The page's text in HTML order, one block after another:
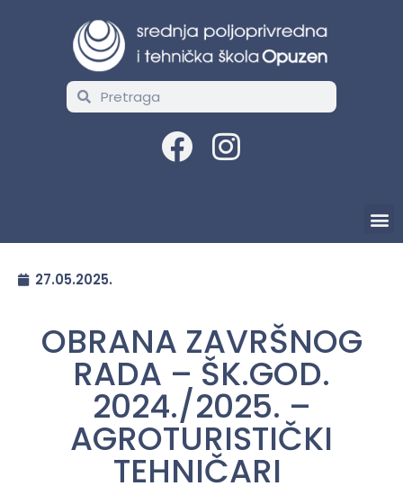
27.05.2025.
OBRANA ZAVRŠNOG
RADA – ŠK.GOD.
2024./2025. –
AGROTURISTIČKI
TEHNIČARI